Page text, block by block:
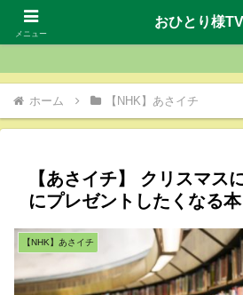
おひとり様TV
ホーム 【NHK】あさイチ
【あさイチ】 クリスマス
にプレゼントしたくなる本
【NHK】あさイチ
メニュー
おひとり様TV